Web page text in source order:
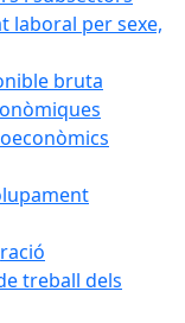
laboral per sexe,
bruta
treball dels